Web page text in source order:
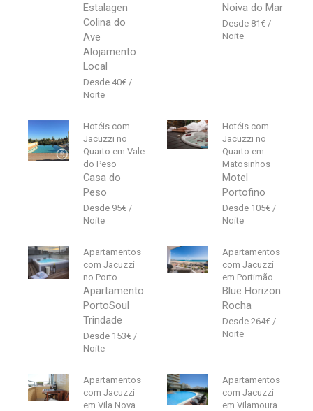
Estalagen
Colina do
Ave
Alojamento
Local
40€
Noiva do Mar
81€
Hotéis com
Jacuzzi no
Quarto em Vale
do Peso
Casa do
Peso
95€
Hotéis com
Jacuzzi no
Quarto em
Matosinhos
Motel
Portofino
105€
Apartamentos
com Jacuzzi
no Porto
Apartamento
PortoSoul
Trindade
153€
Apartamentos
com Jacuzzi
em Portimão
Blue Horizon
Rocha
264€
Apartamentos
com Jacuzzi
em Vila Nova
Apartamentos
com Jacuzzi
em Vilamoura